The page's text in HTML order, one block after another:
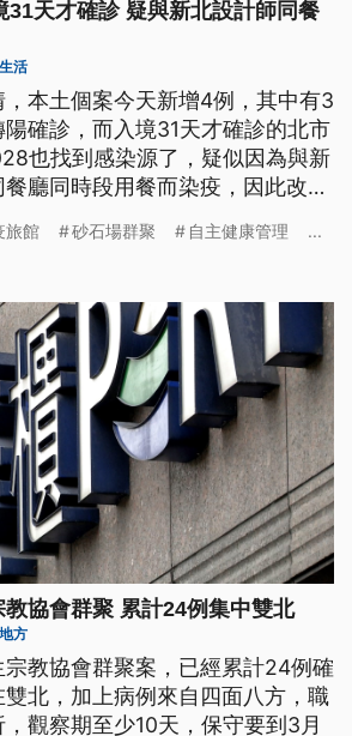
31天才確診 疑與新北設計師同餐
生活
本土個案今天新增4例，其中有3
確診，而入境31天才確診的北市
也找到感染源了，疑似因為與新
廳同時段用餐而染疫，因此改列
因定序發現，高雄砂石場群聚與
旅館 砂石場群聚 自主健康管理 ...
協會群聚 累計24例集中雙北
地方
教協會群聚案，已經累計24例確
北，加上病例來自四面八方，職
觀察期至少10天，保守要到3月